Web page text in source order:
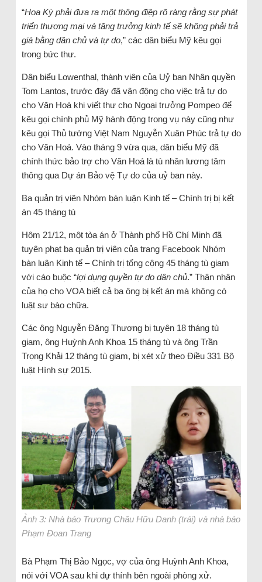
“Hoa Kỳ phải đưa ra một thông điệp rõ ràng rằng sự phát
triển thương mại và tăng trưởng kinh tế sẽ không phải trả
giá bằng dân chủ và tự do,” các dân biểu Mỹ kêu gọi
trong bức thư.
Dân biểu Lowenthal, thành viên của Uỷ ban Nhân quyền
Tom Lantos, trước đây đã vận động cho việc trả tự do
cho Văn Hoá khi viết thư cho Ngoại trưởng Pompeo để
kêu gọi chính phủ Mỹ hành động trong vụ này cũng như
kêu gọi Thủ tướng Việt Nam Nguyễn Xuân Phúc trả tự do
cho Văn Hoá. Vào tháng 9 vừa qua, dân biểu Mỹ đã
chính thức bảo trợ cho Văn Hoá là tù nhân lương tâm
thông qua Dự án Bảo vệ Tự do của uỷ ban này.
Ba quản trị viên Nhóm bàn luận Kinh tế – Chính trị bị kết
án 45 tháng tù
Hôm 21/12, một tòa án ở Thành phố Hồ Chí Minh đã
tuyên phạt ba quản trị viên của trang Facebook Nhóm
bàn luận Kinh tế – Chính trị tổng cộng 45 tháng tù giam
với cáo buộc “lợi dụng quyền tự do dân chủ.” Thân nhân
của họ cho VOA biết cả ba ông bị kết án mà không có
luật sư bào chữa.
Các ông Nguyễn Đăng Thương bị tuyên 18 tháng tù
giam, ông Huỳnh Anh Khoa 15 tháng tù và ông Trần
Trọng Khải 12 tháng tù giam, bị xét xử theo Điều 331 Bộ
luật Hình sự 2015.
Ảnh 3: Nhà báo Trương Châu Hữu Danh (trái) và nhà báo
Phạm Đoan Trang
Bà Phạm Thị Bảo Ngọc, vợ của ông Huỳnh Anh Khoa,
nói với VOA sau khi dự thính bên ngoài phòng xử.